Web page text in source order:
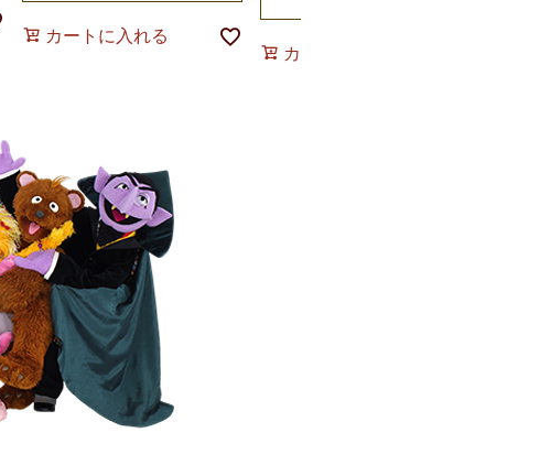
カートに入れる
カートに入れる